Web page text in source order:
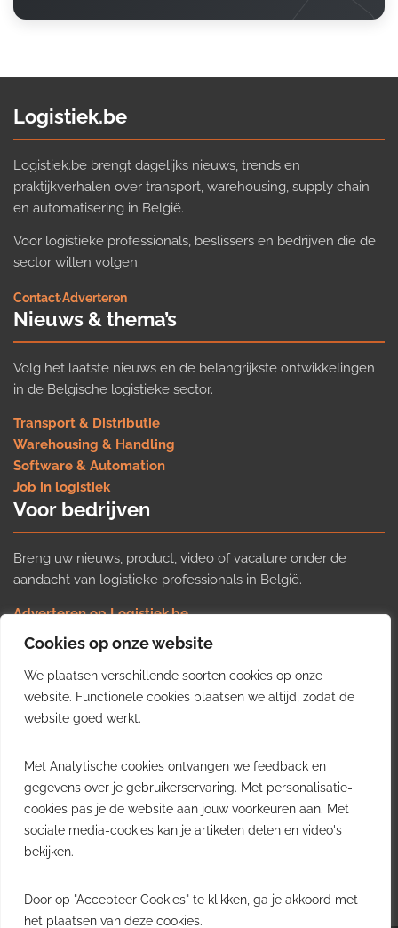
Cookies op onze website
We plaatsen verschillende soorten cookies op onze
website. Functionele cookies plaatsen we altijd, zodat de
website goed werkt.
Met Analytische cookies ontvangen we feedback en
gegevens over je gebruikerservaring. Met personalisatie-
cookies pas je de website aan jouw voorkeuren aan. Met
sociale media-cookies kan je artikelen delen en video's
bekijken.
Door op "Accepteer Cookies" te klikken, ga je akkoord met
het plaatsen van deze cookies.
Logistiek.be
Logistiek.be brengt dagelijks nieuws, trends en
praktijkverhalen over transport, warehousing, supply chain
en automatisering in België.
Voor logistieke professionals, beslissers en bedrijven die de
sector willen volgen.
Contact·Adverteren
Nieuws & thema’s
Volg het laatste nieuws en de belangrijkste ontwikkelingen
in de Belgische logistieke sector.
Transport & Distributie
Warehousing & Handling
Software & Automation
Job in logistiek
Voor bedrijven
Breng uw nieuws, product, video of vacature onder de
aandacht van logistieke professionals in België.
Adverteren op Logistiek.be
Nieuws insturen
Uw video op Logistiek.TV
Job plaatsen
Gratis wekelijkse update
inzichten uit de Belgische logistieke sector in uw inbox.
Ontvang je gratis
wekelijkse update